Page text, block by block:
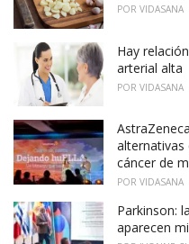
POR VIDASANA
Hay
arterial alta
POR VIDASANA
alternativas
cáncer de
POR VIDASANA
Parkinson:
aparecen